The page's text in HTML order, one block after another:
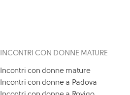
INCONTRI CON DONNE MATURE
Incontri con donne mature
Incontri con donne a Padova